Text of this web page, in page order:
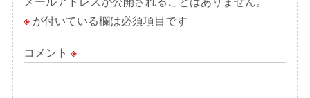
ン
※が付いている欄は必須項目です
コメント ※